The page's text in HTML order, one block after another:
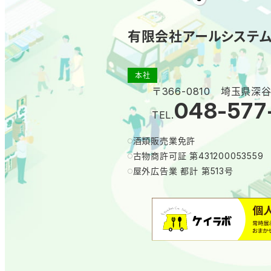
有限会社アールシステ
本社
〒366-0810 埼玉県深谷
TEL.048-
酒類販売業免許
古物商許可証 第431200053559
屋外広告業 都計 第513号